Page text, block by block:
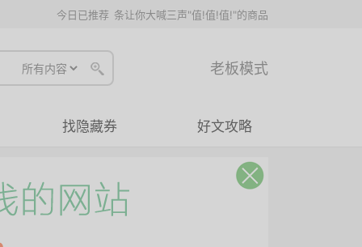
今日已推荐 条让你大喊三声"值!值!值!"的商品
老板模式
找隐藏券 好文攻略